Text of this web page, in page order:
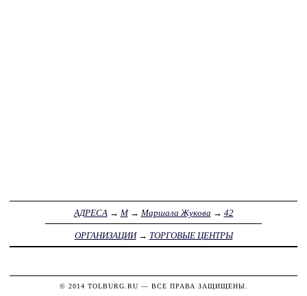
АДРЕСА → М→ Маршала Жукова → 42
ОРГАНИЗАЦИИ→ ТОРГОВЫЕ ЦЕНТРЫ
© 2014 TOLBURG.RU — ВСЕ ПРАВА ЗАЩИЩЕНЫ.